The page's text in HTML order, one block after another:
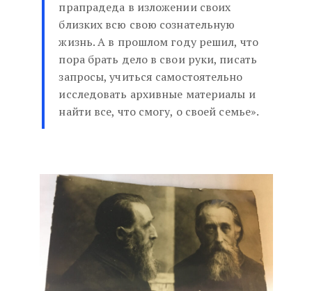
прапрадеда в изложении своих
близких всю свою сознательную
жизнь. А в прошлом году решил, что
пора брать дело в свои руки, писать
запросы, учиться самостоятельно
исследовать архивные материалы и
найти все, что смогу, о своей семье».